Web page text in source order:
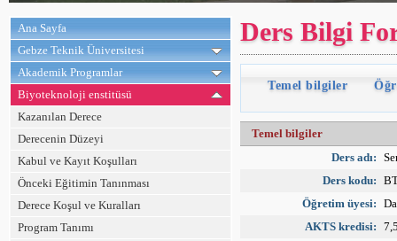
Ana Sayfa
Gebze Teknik Üniversitesi
Akademik Programlar
Biyoteknoloji enstitüsü
Kazanılan Derece
Derecenin Düzeyi
Kabul ve Kayıt Koşulları
Önceki Eğitimin Tanınması
Derece Koşul ve Kuralları
Program Tanımı
Ders Bilgi
Temel bilgiler
Temel bilgiler
Ders adı:
Ders kodu:
Öğretim üyesi:
AKTS kredisi: